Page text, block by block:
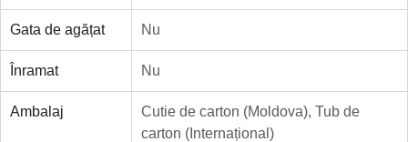
Gata de agățat Nu
Înramat Nu
Ambalaj Cutie de carton (Moldova), Tub de
carton (Internațional)